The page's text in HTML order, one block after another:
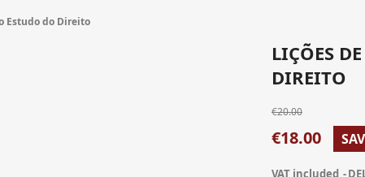
Estudo do Direito
LIÇÕES
DIREITO
€20.00
€18.00
VAT included